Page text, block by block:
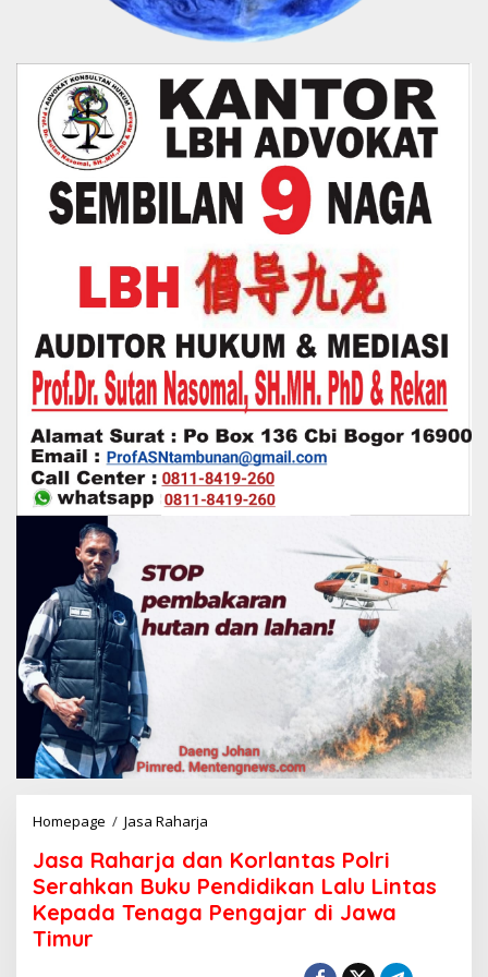
Homepage / Jasa Raharja
s
a
R
a
Jasa Raharja dan Korlantas Polri
Serahkan Buku Pendidikan Lalu Lintas
Kepada Tenaga Pengajar di Jawa
Timur